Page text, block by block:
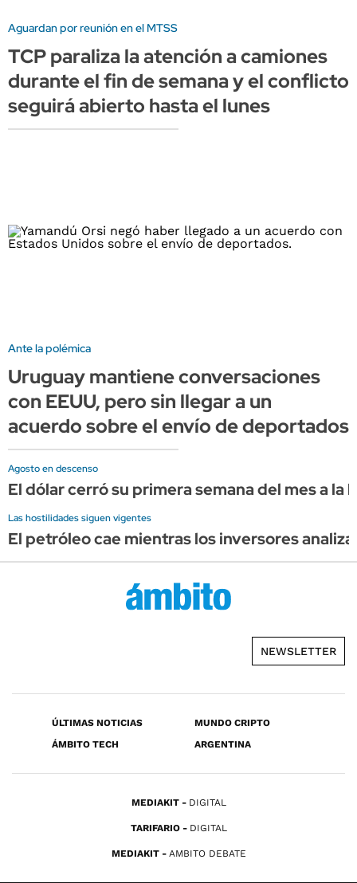
Aguardan por reunión en el MTSS
TCP paraliza la atención a camiones
durante el fin de semana y el conflicto
seguirá abierto hasta el lunes
Ante la polémica
Uruguay mantiene conversaciones
con EEUU, pero sin llegar a un
acuerdo sobre el envío de deportados
Agosto en descenso
El dólar cerró su primera semana del mes a la
Las hostilidades siguen vigentes
El petróleo cae mientras los inversores
NEWSLETTER
ÚLTIMAS NOTICIAS
MUNDO CRIPTO
ÁMBITO TECH
ARGENTINA
MEDIAKIT DIGITAL
TARIFARIO DIGITAL
MEDIAKIT AMBITO DEBATE